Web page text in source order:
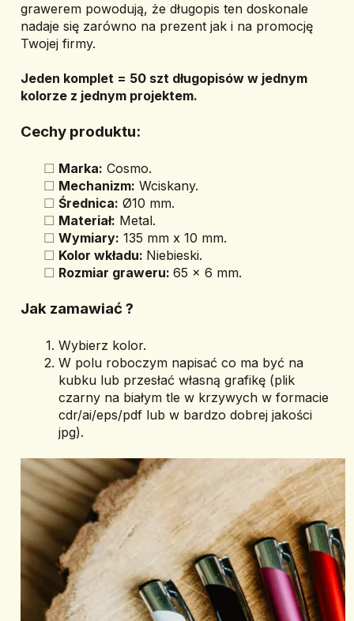
grawerem powodują, że długopis ten doskonale
nadaje się zarówno na prezent jak i na promocję
Twojej firmy.
Jeden komplet = 50 szt długopisów w jednym
kolorze z jednym projektem.
Cechy produktu:
Marka: Cosmo.
Mechanizm: Wciskany.
Średnica: Ø10 mm.
Materiał: Metal.
Wymiary: 135 mm x 10 mm.
Kolor wkładu: Niebieski.
Rozmiar graweru: 65 x 6 mm.
Jak zamawiać ?
Wybierz kolor.
W polu roboczym napisać co ma być na
kubku lub przesłać własną grafikę (plik
czarny na białym tle w krzywych w formacie
cdr/ai/eps/pdf lub w bardzo dobrej jakości
jpg).